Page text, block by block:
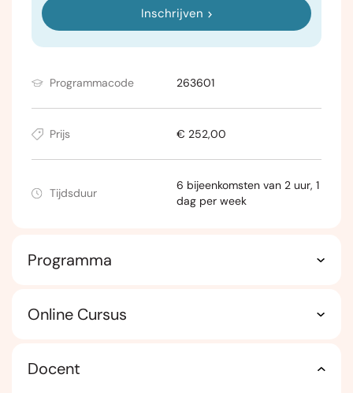
Inschrijven
Programmacode 263601
Prijs € 252,00
Tijdsduur
6 bijeenkomsten van 2 uur, 1
dag per week
Programma
Online Cursus
Docent